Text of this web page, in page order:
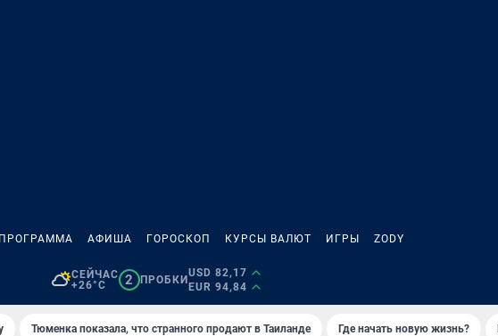
АФИША ГОРОСКОП КУРСЫ ВАЛЮТ ИГРЫ ZODY
СЕЙЧАС
+26°C
2 ПРОБКИ
USD 82,17
EUR 94,84
Тюменка показала, что странного продают в Таиланде Где начать новую жизнь?